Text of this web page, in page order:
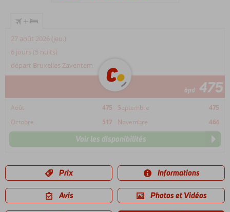
+
27 août 2026 (jeu.)
6 jours (5 nuits)
départ Bruxelles Zaventem
àpd 475
Août 475 Septembre
475
Octobre
517 Novembre 464
Voir les disponibilités
Prix Informations
Avis Photos et Vidéos